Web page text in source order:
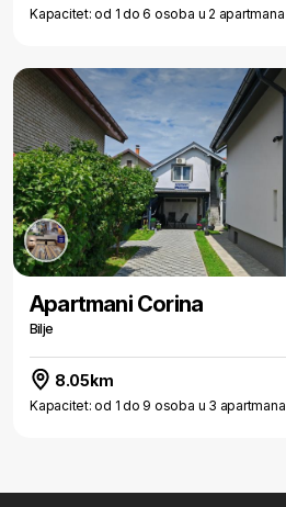
Kapacitet: od 1 do 6 osoba u 2 apartmana
Apartmani Corina
Bilje
8.05km
Kapacitet: od 1 do 9 osoba u 3 apartmana